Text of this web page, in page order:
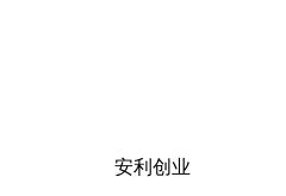
安利创业